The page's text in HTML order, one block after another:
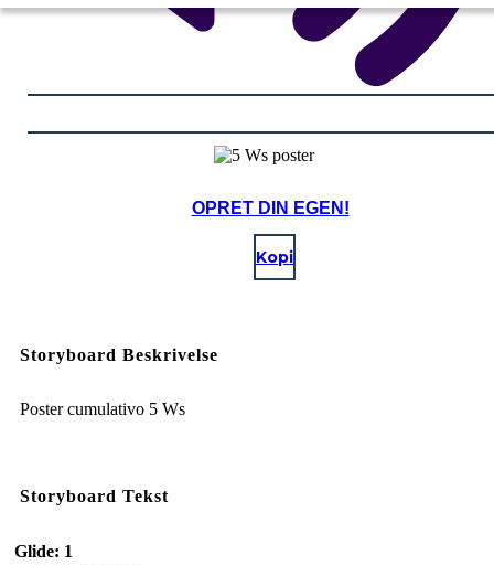
OPRET DIN EGEN!
Kopi
Storyboard Beskrivelse
Poster cumulativo 5 Ws
Storyboard Tekst
Glide: 1